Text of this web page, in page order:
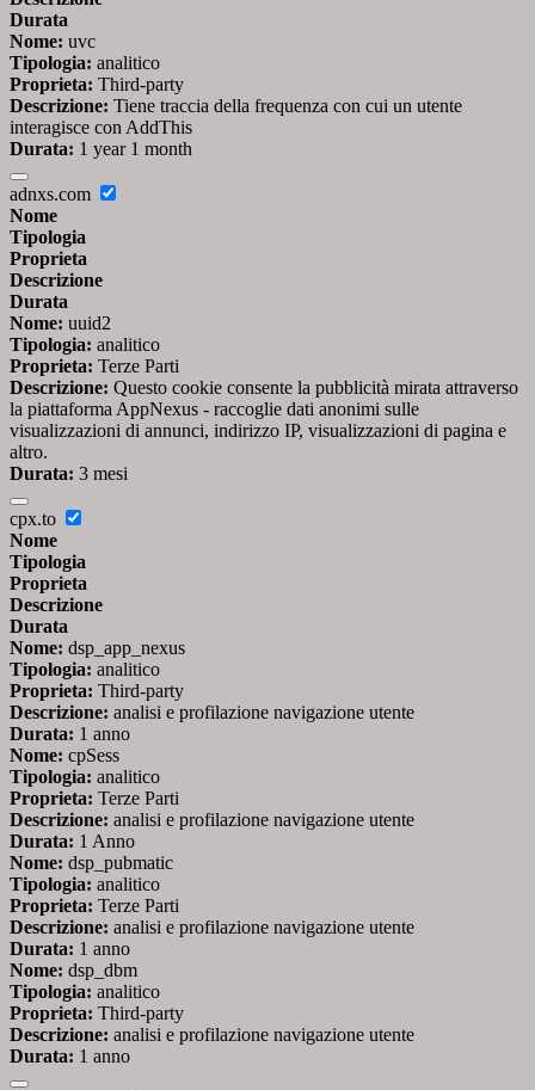
Durata
Nome: uvc
Tipologia: analitico
Proprieta: Third-party
Descrizione: Tiene traccia della frequenza con cui un utente
interagisce con AddThis
Durata: 1 year 1 month
adnxs.com
Nome
Tipologia
Proprieta
Descrizione
Durata
Nome: uuid2
Tipologia: analitico
Proprieta: Terze Parti
Descrizione: Questo cookie consente la pubblicità mirata attraverso
la piattaforma AppNexus - raccoglie dati anonimi sulle
visualizzazioni di annunci, indirizzo IP, visualizzazioni di pagina e
altro.
Durata: 3 mesi
cpx.to
Nome
Tipologia
Proprieta
Descrizione
Durata
Nome: dsp_app_nexus
Tipologia: analitico
Proprieta: Third-party
Descrizione: analisi e profilazione navigazione utente
Durata: 1 anno
Nome: cpSess
Tipologia: analitico
Proprieta: Terze Parti
Descrizione: analisi e profilazione navigazione utente
Durata: 1 Anno
Nome: dsp_pubmatic
Tipologia: analitico
Proprieta: Terze Parti
Descrizione: analisi e profilazione navigazione utente
Durata: 1 anno
Nome: dsp_dbm
Tipologia: analitico
Proprieta: Third-party
Descrizione: analisi e profilazione navigazione utente
Durata: 1 anno